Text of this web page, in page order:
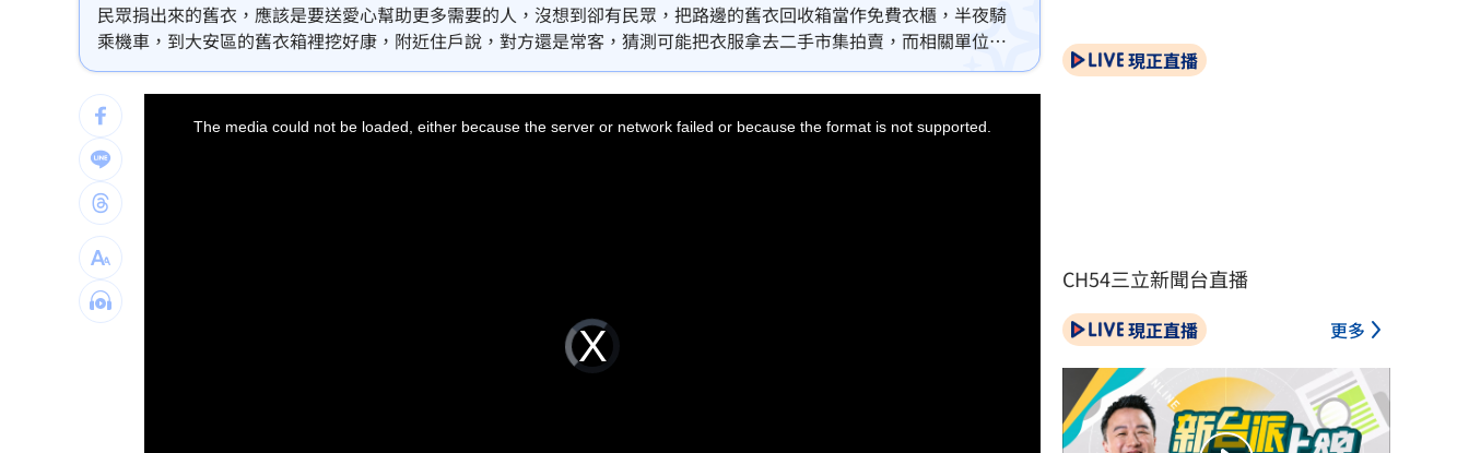
兆基債務風暴！李建成遭當庭逮補聲押禁見 23:05
蔡英文重磅出手！民進黨「第二戰場」成形 22:54
民眾捐出來的舊衣，應該是要送愛心幫助更多需要的人，沒想到卻有民眾，把路邊的舊衣回收箱當作免費衣櫃，半夜騎
乘機車，到大安區的舊衣箱裡挖好康，附近住戶說，對方還是常客，猜測可能把衣服拿去二手市集拍賣，而相關單位回
應，這類問題很常發生，其實有涉犯竊盜罪。
Video
Player
is
loading.
The media could not be loaded, either because the server or network failed or because the format is not supported.
現正直播
CH54三立新聞台直播
現正直播 更多